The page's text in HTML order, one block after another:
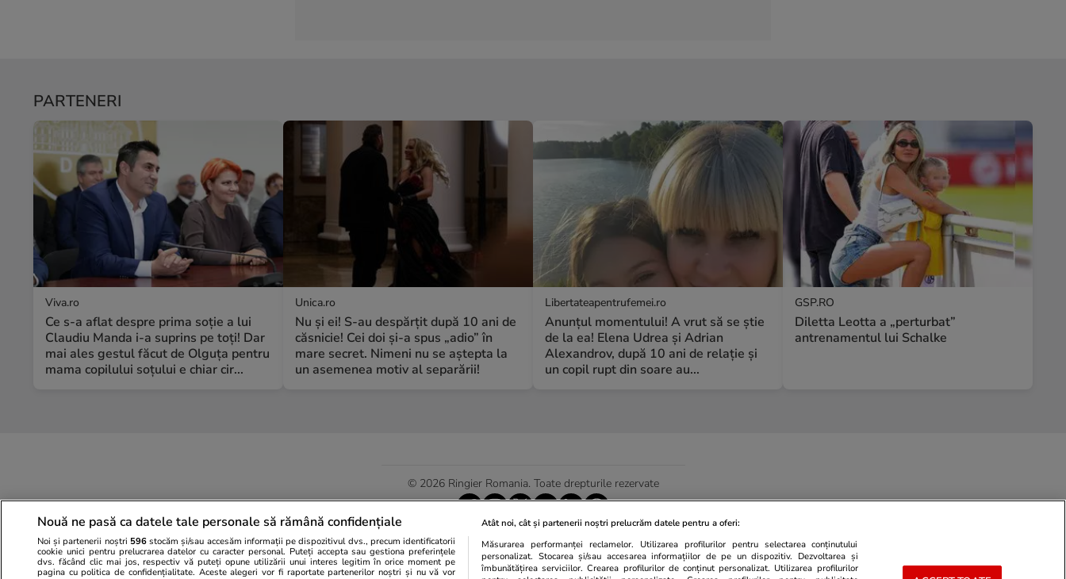
PARTENERI
Viva.ro
Ce s-a aflat despre prima soție a lui
Claudiu Manda i-a suprins pe toți! Dar
mai ales gestul făcut de Olguța pentru
mama copilului soțului e chiar cir...
Unica.ro
Nu și ei! S-au despărțit după 10 ani de
căsnicie! Cei doi și-a spus „adio” în
mare secret. Nimeni nu se aștepta la
un asemenea motiv al separării!
Libertateapentrufemei.ro
Anunțul momentului! A vrut să se știe
de la ea! Elena Udrea și Adrian
Alexandrov, după 10 ani de relație și
un copil rupt din soare au...
GSP.RO
Diletta Leotta a „perturbat”
antrenamentul lui Schalke
© 2026 Ringier Romania. Toate drepturile rezervate
Actualizare preferințe cookies
Nouă ne pasă ca datele tale personale să rămână confidențiale
Noi și partenerii noștri 596stocăm și/sau accesăm informații pe dispozitivul dvs., precum identificatorii
cookie unici pentru prelucrarea datelor cu caracter personal. Puteți accepta sau gestiona preferințele
dvs. făcând clic mai jos, respectiv vă puteți opune utilizării unui interes legitim în orice moment pe
pagina cu politica de confidențialitate. Aceste alegeri vor fi raportate partenerilor noștri și nu vă vor
Atât noi, cât și partenerii noștri prelucrăm datele pentru a oferi:
Măsurarea performanței reclamelor. Utilizarea profilurilor pentru selectarea conținutului
personalizat. Stocarea și/sau accesarea informațiilor de pe un dispozitiv. Dezvoltarea și
îmbunătățirea serviciilor. Crearea profilurilor de conținut personalizat. Utilizarea profilurilor